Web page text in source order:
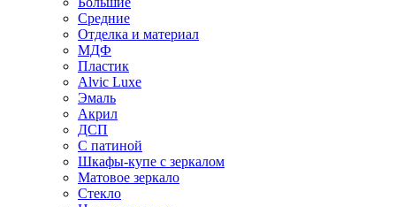
Средние
Отделка и материал
МДФ
Пластик
Alvic Luxe
Эмаль
Акрил
ДСП
С патиной
Шкафы-купе с зеркалом
Матовое зеркало
Стекло